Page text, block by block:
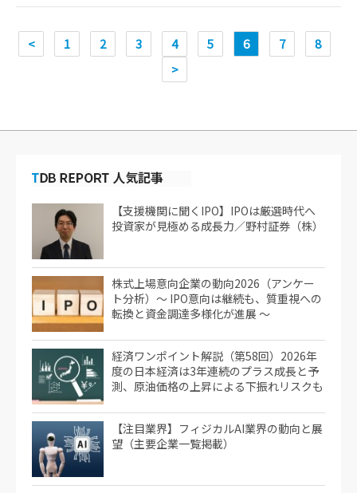
< 1 2 3 4 5 6 7
8
>
【支援機関に聞くIPO】IPOは厳選時代へ
投資家が見極める成長力／野村証券（株）
株式上場意向企業の動向2026（アンケー
ト分析）～ IPO意向は継続も、質重視への
転換と資金調達多様化が進展 ～
経済ワンポイント解説（第58回）2026年
度の日本経済は3年連続のプラス成長と予
測、原油価格の上昇による下振れリスクも
【注目業界】フィジカルAI業界の動向と展
望（主要企業一覧掲載）